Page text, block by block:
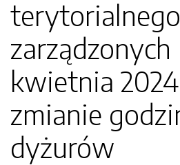
terytorialnego
zarządzonych
kwietnia
zmianie
dyżurów